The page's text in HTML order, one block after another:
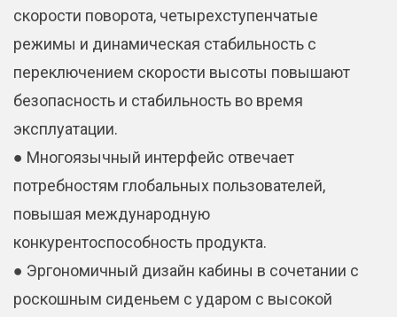
скорости поворота, четырехступенчатые
режимы и динамическая стабильность с
переключением скорости высоты повышают
безопасность и стабильность во время
эксплуатации.
● Многоязычный интерфейс отвечает
потребностям глобальных пользователей,
повышая международную
конкурентоспособность продукта.
● Эргономичный дизайн кабины в сочетании с
роскошным сиденьем с ударом с высокой